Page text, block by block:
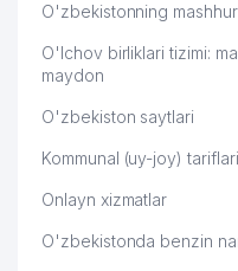
O'zbekistonning
O'lchov birliklari tizimi:
maydon
O'zbekiston saytlari
Kommunal (uy-joy)
Onlayn xizmatlar
O'zbekistonda benzin